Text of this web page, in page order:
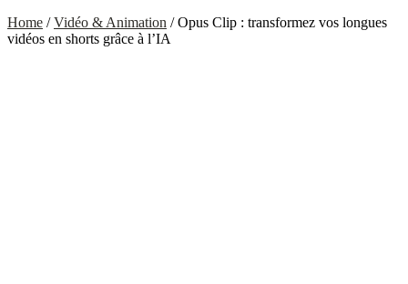
Home /Vidéo & Animation / Opus Clip : transformez vos longues
vidéos en shorts grâce à l’IA